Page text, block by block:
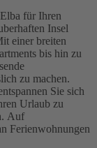
für Ihren
Insel
einer breiten
bis hin zu
zu machen.
Sie sich
Urlaub zu
Auf
Ferienwohnungen